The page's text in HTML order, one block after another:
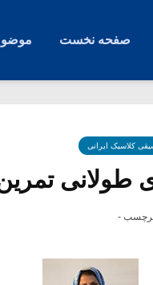
صفحه نخست
کلاسیک ایرانی